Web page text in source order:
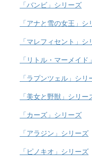
「バンビ」シリーズ
「アナと雪の女王」シ
「マレフィセント」シ
「リトル・マーメイド
「ラプンツェル」シリ
「美女と野獣」シリー
「カーズ」シリーズ
「アラジン」シリーズ
「ピノキオ」シリーズ